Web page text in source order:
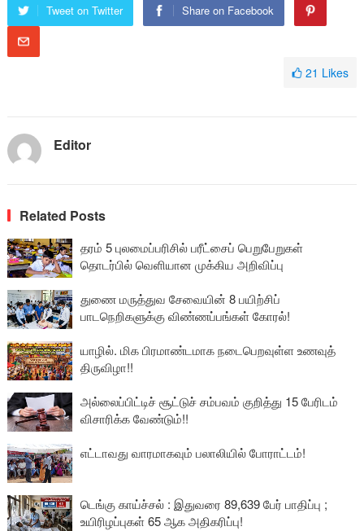
Tweet on Twitter Share on Facebook
21 Likes
Editor
Related Posts
தரம் 5 புலமைப்பரிசில் பரீட்சைப் பெறுபேறுகள்
தொடர்பில் வெளியான முக்கிய அறிவிப்பு
துணை மருத்துவ சேவையின் 8 பயிற்சிப்
பாடநெறிகளுக்கு விண்ணப்பங்கள் கோரல்!
யாழில். மிக பிரமாண்டமாக நடைபெறவுள்ள உணவுத்
திருவிழா!!
அல்லைப்பிட்டிச் சூட்டுச் சம்பவம் குறித்து 15 பேரிடம்
விசாரிக்க வேண்டும்!!
எட்டாவது வாரமாகவும் பலாலியில் போராட்டம்!
டெங்கு காய்ச்சல் : இதுவரை 89,639 பேர் பாதிப்பு ;
உயிரிழப்புகள் 65 ஆக அதிகரிப்பு!